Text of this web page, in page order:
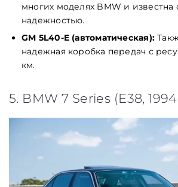
многих моделях BMW и известна
надежностью.
GM 5L40-E (автоматическая):
надежная коробка передач с
км.
5. BMW 7 Series (E38,